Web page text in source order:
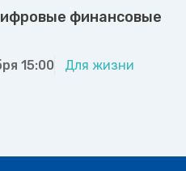
финансовые
15:00 Для жизни